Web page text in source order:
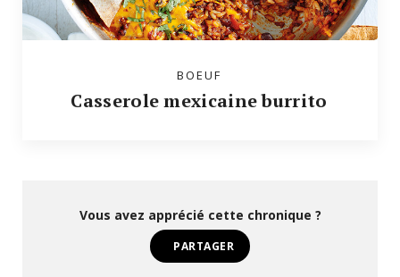
BOEUF
Casserole mexicaine burrito
Vous avez apprécié cette chronique ?
PARTAGER